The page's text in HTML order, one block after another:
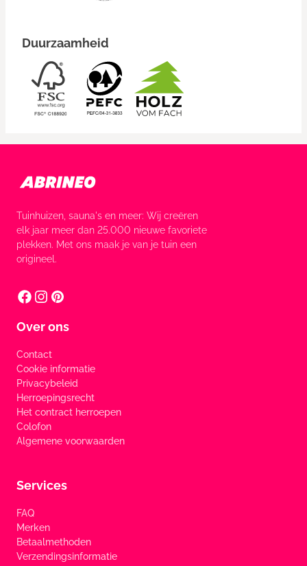
Duurzaamheid
Tuinhuizen, sauna's en meer: Wij creëren
elk jaar meer dan 25.000 nieuwe favoriete
plekken. Met ons maak je van je tuin een
origineel.
Over ons
Contact
Cookie informatie
Privacybeleid
Herroepingsrecht
Het contract herroepen
Colofon
Algemene voorwaarden
Services
FAQ
Merken
Betaalmethoden
Verzendingsinformatie